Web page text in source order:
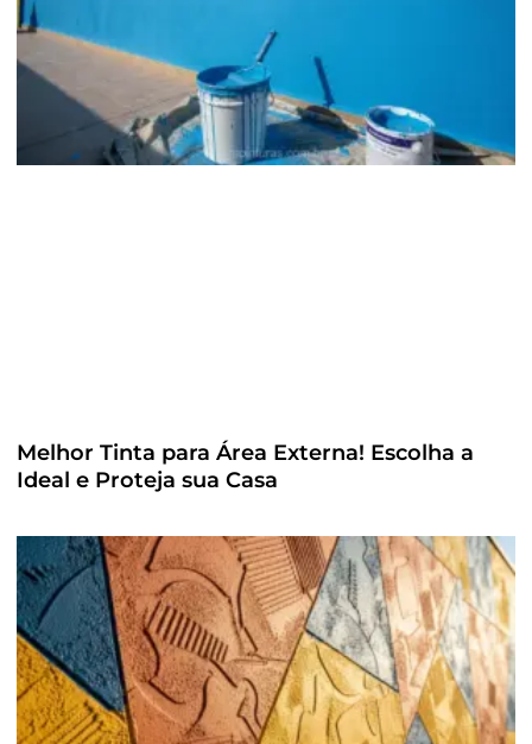
Melhor Tinta para Área Externa! Escolha a
Ideal e Proteja sua Casa